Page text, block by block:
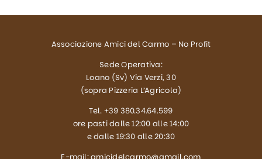
reale.
Associazione Amici del Carmo – No Profit
Sede Operativa:
Loano (Sv) Via Verzi, 30
(sopra Pizzeria L’Agricola)
Tel. +39 380.34.64.599
ore pasti dalle 12:00 alle 14:00
e dalle 19:30 alle 20:30